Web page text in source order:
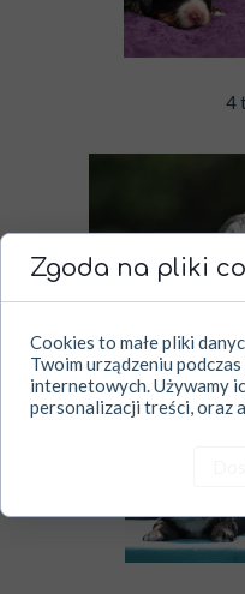
4
Zgoda na pliki
Cookies to małe pliki
Twoim urządzeniu
internetowych. Używamy
personalizacji treści, oraz